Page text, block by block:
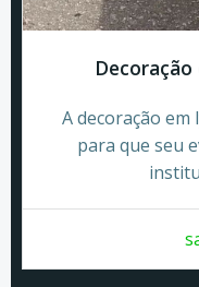
A decoração em
para que seu